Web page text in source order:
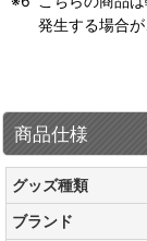
発生する場合
商品仕様
グッズ種類
ブランド